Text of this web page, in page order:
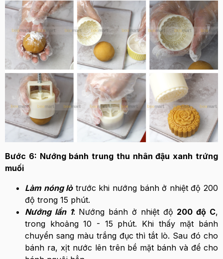
Bước 6: Nướng bánh trung thu nhân đậu xanh trứng
muối
Làm nóng lòtrước khi nướng bánh ở nhiệt độ 200
độ trong 15 phút.
Nướng lần 1: Nướng bánh ở nhiệt độ 200 độ C,
trong khoảng 10 - 15 phút. Khi thấy mặt bánh
chuyển sang màu trắng đục thì tắt lò. Sau đó cho
bánh ra, xịt nước lên trên bề mặt bánh và để cho